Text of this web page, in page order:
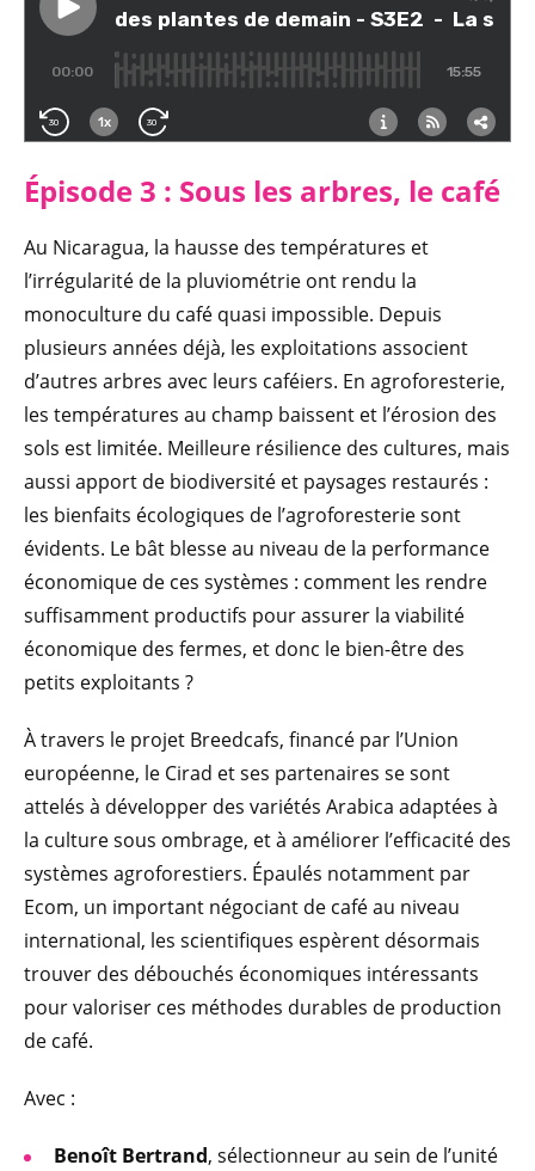
Épisode 3 : Sous les arbres, le café
Au Nicaragua, la hausse des températures et
l’irrégularité de la pluviométrie ont rendu la
monoculture du café quasi impossible. Depuis
plusieurs années déjà, les exploitations associent
d’autres arbres avec leurs caféiers. En agroforesterie,
les températures au champ baissent et l’érosion des
sols est limitée. Meilleure résilience des cultures, mais
aussi apport de biodiversité et paysages restaurés :
les bienfaits écologiques de l’agroforesterie sont
évidents. Le bât blesse au niveau de la performance
économique de ces systèmes : comment les rendre
suffisamment productifs pour assurer la viabilité
économique des fermes, et donc le bien-être des
petits exploitants ?
À travers le projet Breedcafs, financé par l’Union
européenne, le Cirad et ses partenaires se sont
attelés à développer des variétés Arabica adaptées à
la culture sous ombrage, et à améliorer l’efficacité des
systèmes agroforestiers. Épaulés notamment par
Ecom, un important négociant de café au niveau
international, les scientifiques espèrent désormais
trouver des débouchés économiques intéressants
pour valoriser ces méthodes durables de production
de café.
Avec :
Benoît Bertrand, sélectionneur au sein de l’unité